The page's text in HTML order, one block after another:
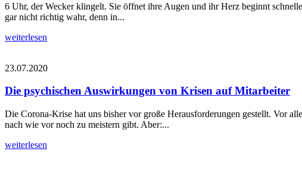
6 Uhr, der Wecker klingelt. Sie öffnet ihre Augen und ihr Herz beginnt
gar nicht richtig wahr, denn in...
weiterlesen
23.07.2020
Die psychischen Auswirkungen von Krisen auf Mitarbeiter
Die Corona-Krise hat uns bisher vor große Herausforderungen gestellt. Vor
nach wie vor noch zu meistern gibt. Aber:...
weiterlesen